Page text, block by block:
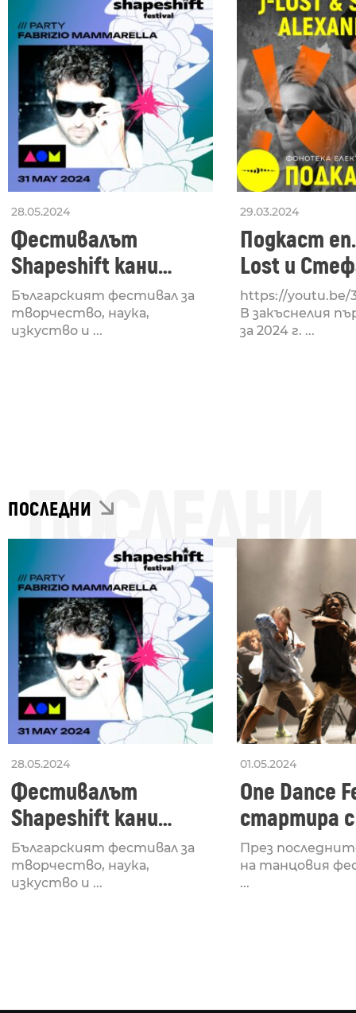
28.05.2024
Фестивалът
Shapeshift кани
Fabrizio Mammarella
за откриването си
Българският фестивал за
творчество, наука,
изкуство и ...
29.03.2024
Подкаст еп.
Lost и
https://youtu.be/
В закъснелия
за 2024 г. ...
ПОСЛЕДНИ
ПОСЛЕДНИ
28.05.2024
Фестивалът
Shapeshift кани
Fabrizio Mammarella
за откриването си
Българският фестивал за
творчество, наука,
изкуство и ...
01.05.2024
One Dance
стартира
Lucid,
рейв
През
на танцовия
...